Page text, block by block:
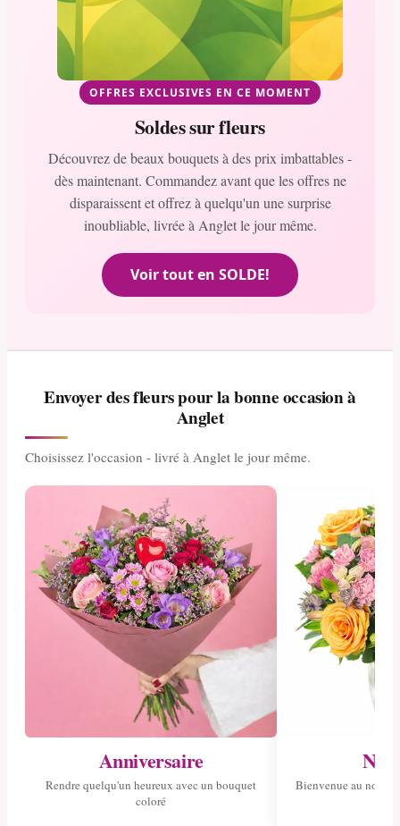
OFFRES EXCLUSIVES EN CE MOMENT
Soldes sur fleurs
Découvrez de beaux bouquets à des prix imbattables -
dès maintenant. Commandez avant que les offres ne
disparaissent et offrez à quelqu'un une surprise
inoubliable, livrée à Anglet le jour même.
Voir tout en SOLDE!
Envoyer des fleurs pour la bonne occasion à
Anglet
Choisissez l'occasion - livré à Anglet le jour même.
Anniversaire
Rendre quelqu'un heureux avec un bouquet
coloré
Bienvenue au